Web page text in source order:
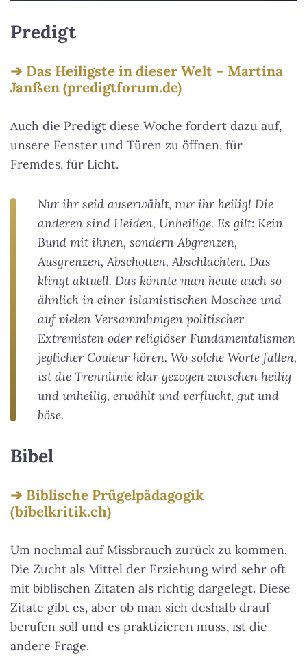
Predigt
Das Heiligste in dieser Welt – Martina
Janßen (predigtforum.de)
Auch die Predigt diese Woche fordert dazu auf,
unsere Fenster und Türen zu öffnen, für
Fremdes, für Licht.
Nur ihr seid auserwählt, nur ihr heilig! Die
anderen sind Heiden, Unheilige. Es gilt: Kein
Bund mit ihnen, sondern Abgrenzen,
Ausgrenzen, Abschotten, Abschlachten. Das
klingt aktuell. Das könnte man heute auch so
ähnlich in einer islamistischen Moschee und
auf vielen Versammlungen politischer
Extremisten oder religiöser Fundamentalismen
jeglicher Couleur hören. Wo solche Worte fallen,
ist die Trennlinie klar gezogen zwischen heilig
und unheilig, erwählt und verflucht, gut und
böse.
Bibel
Biblische Prügelpädagogik
(bibelkritik.ch)
Um nochmal auf Missbrauch zurück zu kommen.
Die Zucht als Mittel der Erziehung wird sehr oft
mit biblischen Zitaten als richtig dargelegt. Diese
Zitate gibt es, aber ob man sich deshalb drauf
berufen soll und es praktizieren muss, ist die
andere Frage.